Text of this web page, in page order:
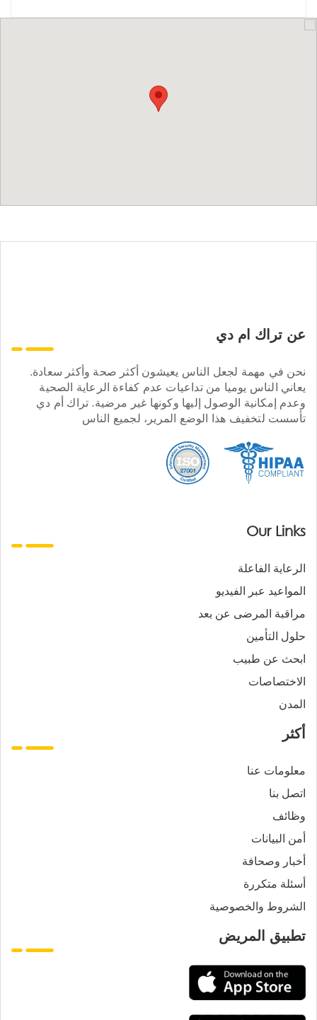
عن تراك ام دي
نحن في مهمة لجعل الناس يعيشون أكثر صحة وأكثر سعادة.
يعاني الناس يوميا من تداعيات عدم كفاءة الرعاية الصحية
وعدم إمكانية الوصول إليها وكونها غير مرضية. تراك أم دي
تأسست لتخفيف هذا الوضع المرير، لجميع الناس
Our Links
الرعاية الفاعلة
المواعيد عبر الفيديو
مراقبة المرضى عن بعد
حلول التأمين
ابحث عن طبيب
الاختصاصات
المدن
أكثر
معلومات عنا
اتصل بنا
وظائف
أمن البيانات
أخبار وصحافة
أسئلة متكررة
الشروط والخصوصية
تطبيق المريض